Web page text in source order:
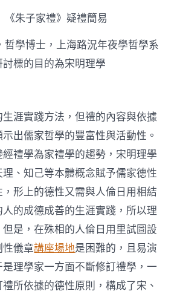
中
《朱子家禮》疑禮簡易
哲學博士，上海路況年夜學哲學系
標的目的為宋明理學
涯實踐方法，但禮的內容與依據
出儒家哲學的豐富性與活動性。
禮學為家禮學的趨勢，宋明理學
、知己等本體概念賦予儒家德性
形上的德性又需與人倫日用相結
的成德成善的生涯實踐，所以理
是，在殊相的人倫日用里試圖設
性儀章講座場地是困難的，且易演
理學家一方面不斷修訂禮學，一
所依據的德性原則，構成了宋、